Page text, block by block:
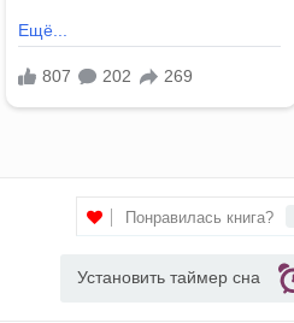
Понравилась книга?
Установить таймер сна